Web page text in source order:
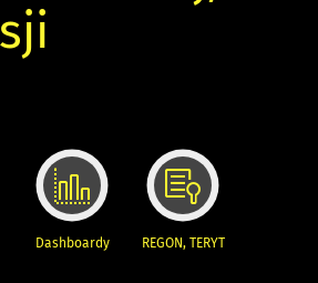
Dashboardy REGON, TERYT